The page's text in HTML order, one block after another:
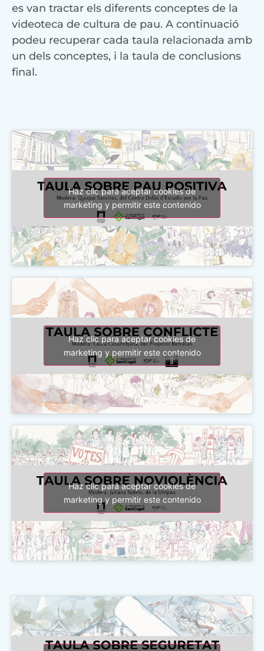
es van tractar els diferents conceptes de la
videoteca de cultura de pau. A continuació
podeu recuperar cada taula relacionada amb
un dels conceptes, i la taula de conclusions
final.
Haz clic para aceptar cookies de
marketing y permitir este contenido
Haz clic para aceptar cookies de
marketing y permitir este contenido
Haz clic para aceptar cookies de
marketing y permitir este contenido